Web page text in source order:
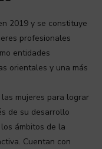
2019 y se constituye
profesionales
entidades
orientales y una más
mujeres para lograr
de su desarrollo
ámbitos de la
Cuentan con